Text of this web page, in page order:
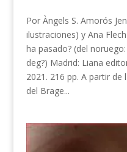
Por Àngels S. Amorós
ilustraciones) y Ana
ha pasado? (del
deg?) Madrid: Liana
2021. 216 pp. A partir
del Brage...